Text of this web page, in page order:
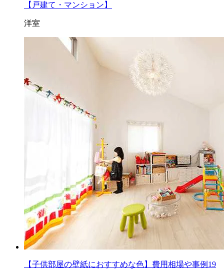
【戸建て・マンション】
洋室
【子供部屋の壁紙におすすめな色】費用相場や事例19